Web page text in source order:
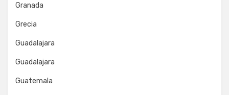
Granada
Grecia
Guadalajara
Guadalajara
Guatemala